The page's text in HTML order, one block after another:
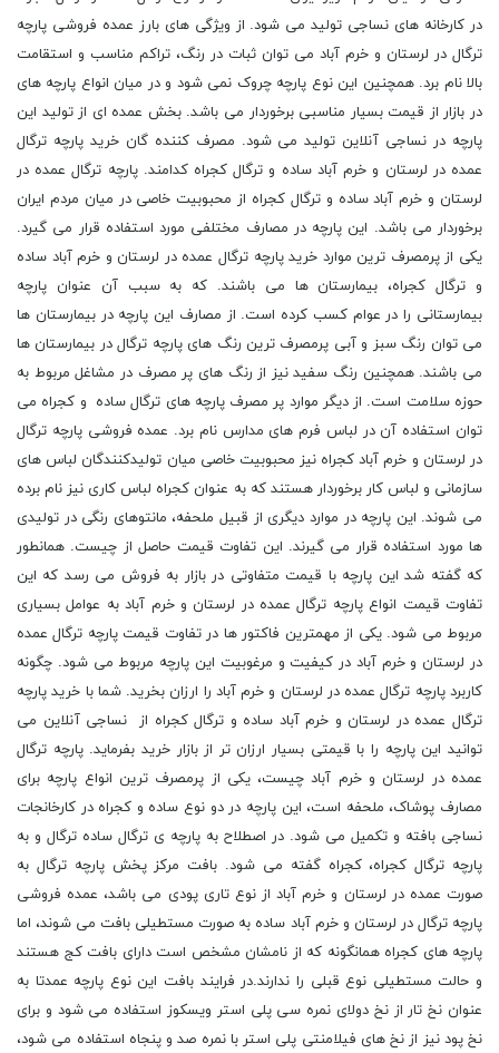
در کارخانه های نساجی تولید می شود. از ویژگی های بارز عمده فروشی پارچه
ترگال در لرستان و خرم آباد می توان ثبات در رنگ، تراکم مناسب و استقامت
بالا نام برد. همچنین این نوع پارچه چروک نمی شود و در میان انواع پارچه های
در بازار از قیمت بسیار مناسبی برخوردار می باشد. بخش عمده ای از تولید این
پارچه در نساجی آنلاین تولید می شود. مصرف کننده گان خرید پارچه ترگال
عمده در لرستان و خرم آباد ساده و ترگال کجراه کدامند. پارچه ترگال عمده در
لرستان و خرم آباد ساده و ترگال کجراه از محبوبیت خاصی در میان مردم ایران
برخوردار می باشد. این پارچه در مصارف مختلفی مورد استفاده قرار می گیرد.
یکی از پرمصرف ترین موارد خرید پارچه ترگال عمده در لرستان و خرم آباد ساده
و ترگال کجراه، بیمارستان ها می باشند. که به سبب آن عنوان پارچه
بیمارستانی را در عوام کسب کرده است. از مصارف این پارچه در بیمارستان ها
می توان رنگ سبز و آبی پرمصرف ترین رنگ های پارچه ترگال در بیمارستان ها
می باشند. همچنین رنگ سفید نیز از رنگ های پر مصرف در مشاغل مربوط به
حوزه سلامت است. از دیگر موارد پر مصرف پارچه های ترگال ساده و کجراه می
توان استفاده آن در لباس فرم های مدارس نام برد. عمده فروشی پارچه ترگال
در لرستان و خرم آباد کجراه نیز محبوبیت خاصی میان تولیدکنندگان لباس های
سازمانی و لباس کار برخوردار هستند که به عنوان کجراه لباس کاری نیز نام برده
می شوند. این پارچه در موارد دیگری از قبیل ملحفه، مانتوهای رنگی در تولیدی
ها مورد استفاده قرار می گیرند. این تفاوت قیمت حاصل از چیست. همانطور
که گفته شد این پارچه با قیمت متفاوتی در بازار به فروش می رسد که این
تفاوت قیمت انواع پارچه ترگال عمده در لرستان و خرم آباد به عوامل بسیاری
مربوط می شود. یکی از مهمترین فاکتور ها در تفاوت قیمت پارچه ترگال عمده
در لرستان و خرم آباد در کیفیت و مرغوبیت این پارچه مربوط می شود. چگونه
کاربرد پارچه ترگال عمده در لرستان و خرم آباد را ارزان بخرید. شما با خرید پارچه
ترگال عمده در لرستان و خرم آباد ساده و ترگال کجراه از نساجی آنلاین می
توانید این پارچه را با قیمتی بسیار ارزان تر از بازار خرید بفرماید. پارچه ترگال
عمده در لرستان و خرم آباد چیست، یکی از پرمصرف ترین انواع پارچه برای
مصارف پوشاک، ملحفه است، این پارچه در دو نوع ساده و کجراه در کارخانجات
نساجی بافته و تکمیل می شود. در اصطلاح به پارچه ی ترگال ساده ترگال و به
پارچه ترگال کجراه، کجراه گفته می شود. بافت مرکز پخش پارچه ترگال به
صورت عمده در لرستان و خرم آباد از نوع تاری پودی می باشد، عمده فروشی
پارچه ترگال در لرستان و خرم آباد ساده به صورت مستطیلی بافت می شوند، اما
پارچه های کجراه همانگونه که از نامشان مشخص است دارای بافت کج هستند
و حالت مستطیلی نوع قبلی را ندارند.در فرایند بافت این نوع پارچه عمدتا به
عنوان نخ تار از نخ دولای نمره سی پلی استر ویسکوز استفاده می شود و برای
نخ پود نیز از نخ های فیلامنتی پلی استر با نمره صد و پنجاه استفاده می شود،